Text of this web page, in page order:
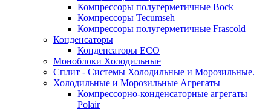
Компрессоры полугерметичные Bock
Компрессоры Tecumseh
Компрессоры полугерметичные Frascold
Конденсаторы
Конденсаторы ECO
Моноблоки Холодильные
Сплит - Системы Холодильные и Морозильные.
Холодильные и Морозильные Агрегаты
Компрессорно-конденсаторные агрегаты
Polair